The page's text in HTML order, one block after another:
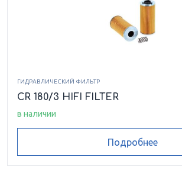
ГИДРАВЛИЧЕСКИЙ ФИЛЬТР
CR 180/3 HIFI FILTER
в наличии
Подробнее